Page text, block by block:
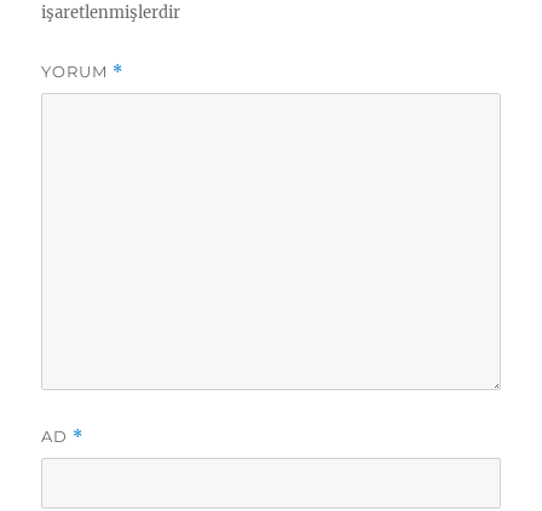
işaretlenmişlerdir
YORUM *
AD *